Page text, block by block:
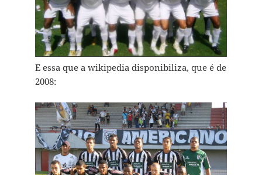
E essa que a wikipedia disponibiliza, que é de
2008: